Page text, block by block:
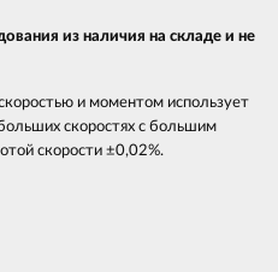
из наличия на складе и не
и моментом использует
скоростях с большим
скорости ±0,02%.